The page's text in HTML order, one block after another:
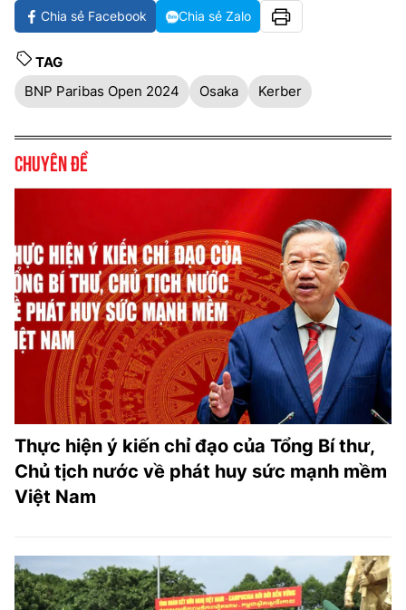
Chia sẻ Facebook Chia sẻ Zalo
TAG
BNP Paribas Open 2024
Osaka Kerber
Chuyên đề
Thực hiện ý kiến chỉ đạo của Tổng Bí thư,
Chủ tịch nước về phát huy sức mạnh mềm
Việt Nam